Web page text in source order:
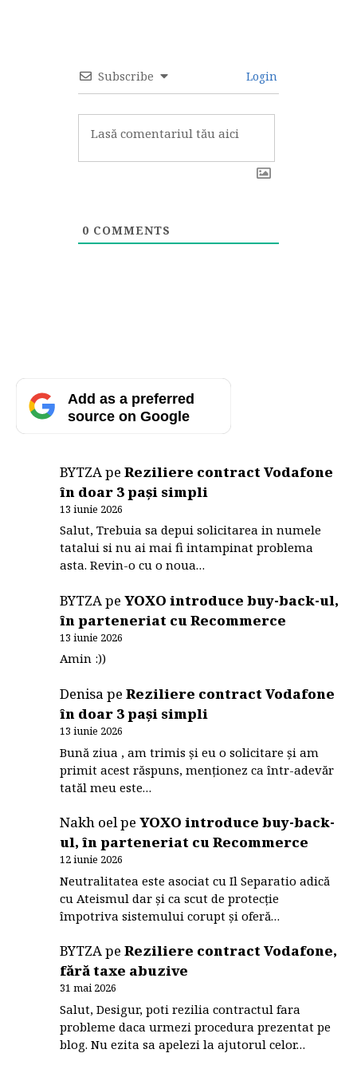
Subscribe Login
0 COMMENTS
Add as a preferred
source on Google
BYTZApeReziliere contract Vodafone
în doar 3 pași simpli
13 iunie 2026
Salut, Trebuia sa depui solicitarea in numele
tatalui si nu ai mai fi intampinat problema
asta. Revin-o cu o noua…
BYTZApeYOXO introduce buy-back-ul,
în parteneriat cu Recommerce
13 iunie 2026
Amin :))
DenisapeReziliere contract Vodafone
în doar 3 pași simpli
13 iunie 2026
Bună ziua , am trimis și eu o solicitare și am
primit acest răspuns, menționez ca într-adevăr
tatăl meu este…
Nakh oelpeYOXO introduce buy-back-
ul, în parteneriat cu Recommerce
12 iunie 2026
Neutralitatea este asociat cu Il Separatio adică
cu Ateismul dar și ca scut de protecție
împotriva sistemului corupt și oferă…
BYTZApeReziliere contract Vodafone,
fără taxe abuzive
31 mai 2026
Salut, Desigur, poti rezilia contractul fara
probleme daca urmezi procedura prezentat pe
blog. Nu ezita sa apelezi la ajutorul celor…